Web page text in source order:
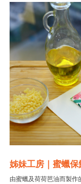
姊妹工房｜蜜蠟
由蜜蠟及荷荷芭油而製